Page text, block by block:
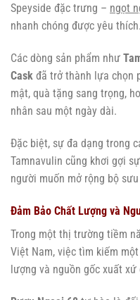
Speyside đặc trưng – ngọt
nhanh chóng được yêu thích.
Các dòng sản phẩm như
Cask đã trở thành lựa chọn
mật, quà tặng sang trọng,
nhân sau một ngày dài.
Đặc biệt, sự đa dạng trong
Tamnavulin cũng khơi gợi
người muốn mở rộng bộ
Đảm Bảo Chất Lượng và
Trong một thị trường tiềm
Việt Nam, việc tìm kiếm
lượng và nguồn gốc xuất